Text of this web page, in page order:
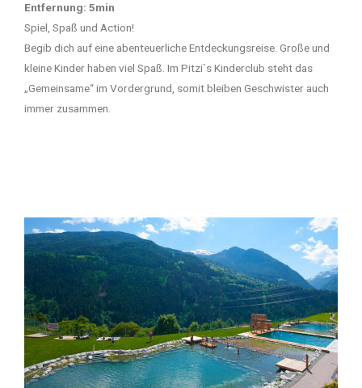
Entfernung: 5min
Spiel, Spaß und Action!
Begib dich auf eine abenteuerliche Entdeckungsreise. Große und
kleine Kinder haben viel Spaß. Im Pitzi`s Kinderclub steht das
„Gemeinsame“ im Vordergrund, somit bleiben Geschwister auch
immer zusammen.